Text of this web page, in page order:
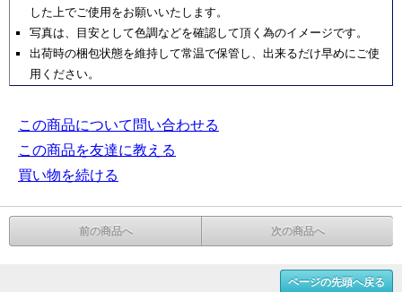
した上でご使用をお願いいたします。
写真は、目安として色調などを確認して頂く為のイメージです。
出荷時の梱包状態を維持して常温で保管し、出来るだけ早めにご使
用ください。
この商品について問い合わせる
この商品を友達に教える
買い物を続ける
前の商品へ 次の商品へ
ページの先頭へ戻る